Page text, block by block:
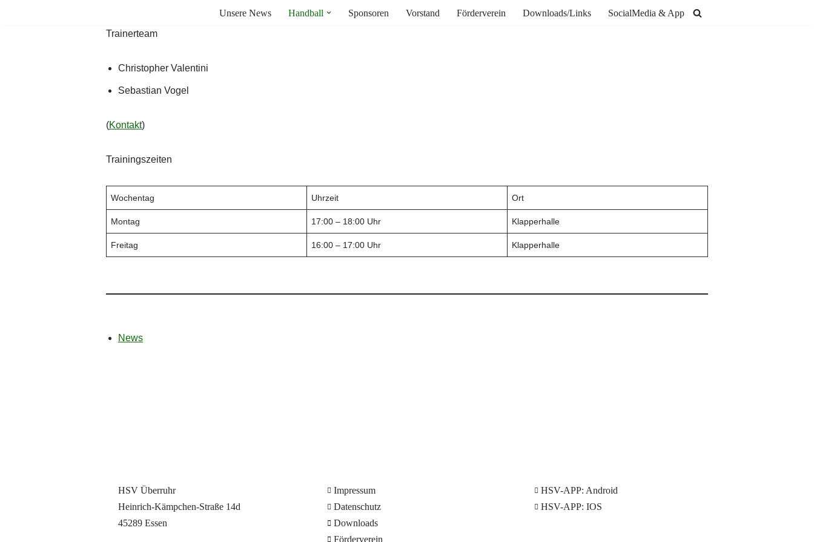
Unsere News Handball Sponsoren Vorstand Förderverein Downloads/Links
SocialMedia & App
Trainerteam
Christopher Valentini
Sebastian Vogel
(Kontakt)
Trainingszeiten
Wochentag Uhrzeit Ort
Montag 17:00 – 18:00 Uhr Klapperhalle
Freitag 16:00 – 17:00 Uhr Klapperhalle
News
HSV Überruhr
Heinrich-Kämpchen-Straße 14d
45289 Essen
Impressum
Datenschutz
Downloads
Förderverein
HSV-APP: Android
HSV-APP: IOS